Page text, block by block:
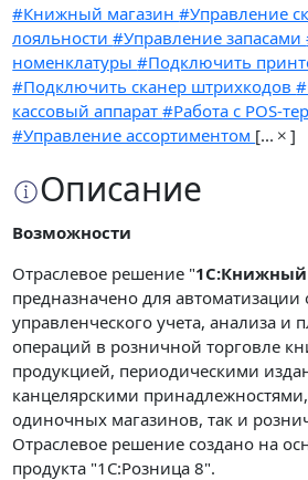
#Книжный магазин#Управление
лояльности#Управление запасами
номенклатуры#Подключить
#Подключить сканер штрихкодов
кассовый аппарат#Работа с POS-
#Управление ассортиментом [... ]
Описание
Возможности
Отраслевое решение "1С:Книжный
предназначено для автоматизации
управленческого учета, анализа и
операций в розничной торговле
продукцией, периодическими
канцелярскими
одиночных магазинов, так и
Отраслевое решение создано на
продукта "1С:Розница 8".